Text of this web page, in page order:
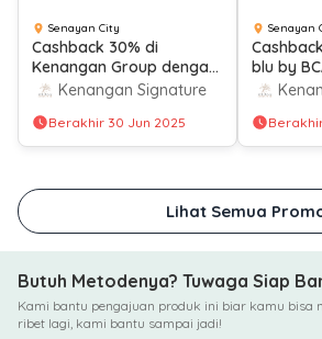
Senayan City
Cashback 30% di
Kenangan Group dengan
QRIS OCTO Mobile
Kenangan Signature
Berakhir 30 Jun 2025
Senayan
blu by
Lihat Semua
Butuh Metodenya? Tuwaga Siap
Kami bantu pengajuan produk ini biar kamu bisa
ribet lagi, kami bantu sampai jadi!